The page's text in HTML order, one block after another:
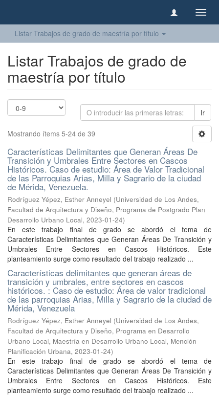
Listar Trabajos de grado de maestría por título
Listar Trabajos de grado de
maestría por título
Ir
Mostrando ítems 5-24 de 39
Características Delimitantes que Generan Áreas De
Transición y Umbrales Entre Sectores en Cascos
Históricos. Caso de estudio: Área de Valor Tradicional
de las Parroquias Arias, Milla y Sagrario de la ciudad
de Mérida, Venezuela.
Rodríguez Yépez, Esther Anneyel (Universidad de Los Andes,
Facultad de Arquitectura y Diseño, Programa de Postgrado Plan
Desarrollo Urbano Local, 2023-01-24)
En este trabajo final de grado se abordó el tema de
Características Delimitantes que Generan Áreas De Transición y
Umbrales Entre Sectores en Cascos Históricos. Este
planteamiento surge como resultado del trabajo realizado ...
Características delimitantes que generan áreas de
transición y umbrales, entre sectores en cascos
históricos. : Caso de estudio: Área de valor tradicional
de las parroquias Arias, Milla y Sagrario de la ciudad de
Mérida, Venezuela
Rodríguez Yépez, Esther Anneyel (Universidad de Los Andes,
Facultad de Arquitectura y Diseño, Programa en Desarrollo
Urbano Local, Maestría en Desarrollo Urbano Local, Mención
Planificación Urbana, 2023-01-24)
En este trabajo final de grado se abordó el tema de
Características Delimitantes que Generan Áreas De Transición y
Umbrales Entre Sectores en Cascos Históricos. Este
planteamiento surge como resultado del trabajo realizado ...